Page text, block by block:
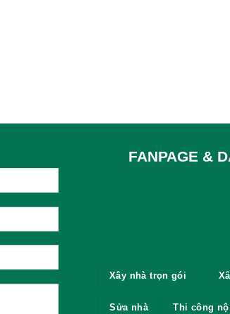
FANPAGE &
Xây nhà trọn gói
Sửa nhà Thi công